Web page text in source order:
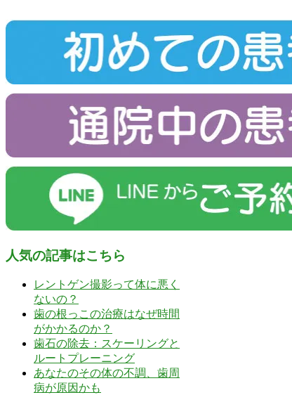
人気の記事はこちら
レントゲン撮影って体に悪く
ないの？
歯の根っこの治療はなぜ時間
がかかるのか？
歯石の除去：スケーリングと
ルートプレーニング
あなたのその体の不調、歯周
病が原因かも